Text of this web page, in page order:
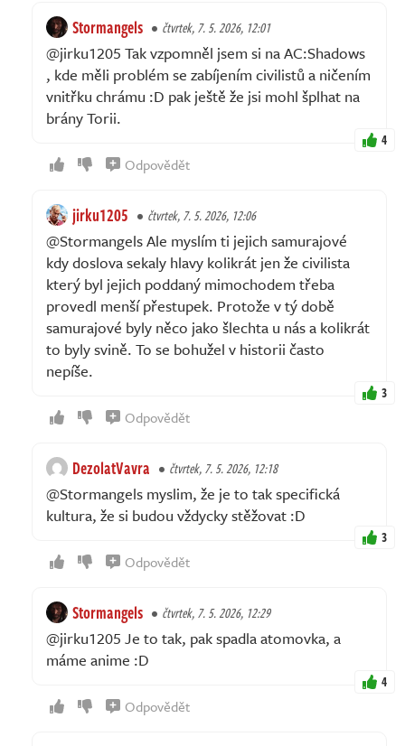
Stormangels čtvrtek, 7. 5. 2026, 12:01
@jirku1205 Tak vzpomněl jsem si na AC:Shadows
, kde měli problém se zabíjením civilistů a ničením
vnitřku chrámu :D pak ještě že jsi mohl šplhat na
brány Torii.
4
Odpovědět
jirku1205 čtvrtek, 7. 5. 2026, 12:06
@Stormangels Ale myslím ti jejich samurajové
kdy doslova sekaly hlavy kolikrát jen že civilista
který byl jejich poddaný mimochodem třeba
provedl menší přestupek. Protože v tý době
samurajové byly něco jako šlechta u nás a kolikrát
to byly svině. To se bohužel v historii často
nepíše.
3
Odpovědět
DezolatVavra čtvrtek, 7. 5. 2026, 12:18
@Stormangels myslim, že je to tak specifická
kultura, že si budou vždycky stěžovat :D
3
Odpovědět
Stormangels čtvrtek, 7. 5. 2026, 12:29
@jirku1205 Je to tak, pak spadla atomovka, a
máme anime :D
4
Odpovědět